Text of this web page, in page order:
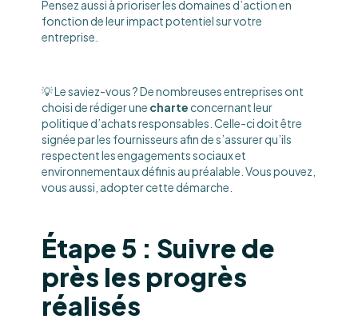
Pensez aussi à prioriser les domaines d’action en
fonction de leur impact potentiel sur votre
entreprise.
💡 Le saviez-vous ? De nombreuses entreprises ont
choisi de rédiger une charte concernant leur
politique d’achats responsables. Celle-ci doit être
signée par les fournisseurs afin de s’assurer qu’ils
respectent les engagements sociaux et
environnementaux définis au préalable. Vous pouvez,
vous aussi, adopter cette démarche.
Étape 5 : Suivre de
près les progrès
réalisés